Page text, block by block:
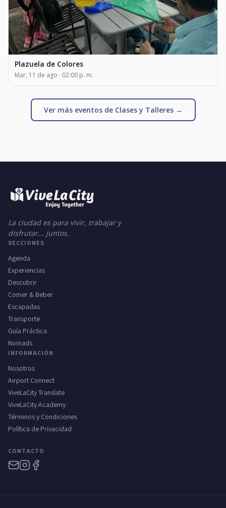
Plazuela de Colores
Mar, 11 de ago · 02:00 p. m.
Ver más eventos de Clases y Talleres →
La ciudad es para vivir, trabajar y
disfrutar... juntos.
SECCIONES
Agenda
Experiencias
Descubrir
Comer & Beber
Escapadas
Transporte
Guía Práctica
Nomads
INFORMACIÓN
Nosotros
Airport Connect
ViveLaCity Translate
ViveLaCity Academy
Términos y Condiciones
Política de Privacidad
CONTACTO